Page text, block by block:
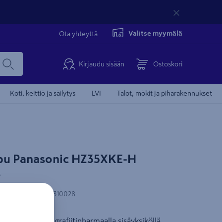
Ota yhteyttä Valitse myymälä
Kirjaudu sisään Ostoskori
Koti, keittiö ja säilytys LVI Talot, mökit ja piharakennukset
Panasonic HZ35XKE-H
6438056310028